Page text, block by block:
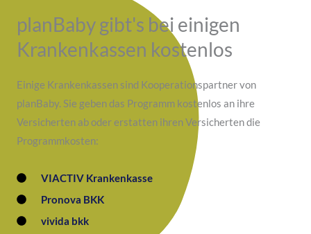
planBaby gibt's bei einigen
Krankenkassen kostenlos
Einige Krankenkassen sind Kooperationspartner von
planBaby. Sie geben das Programm kostenlos an ihre
Versicherten ab oder erstatten ihren Versicherten die
Programmkosten:
VIACTIV Krankenkasse
Pronova BKK
vivida bkk